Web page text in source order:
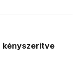
kényszerítve